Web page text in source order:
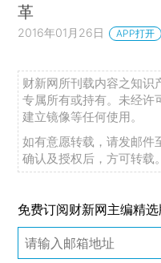
革
2016年01月26日 APP打开
财新网所刊载内容之知识
专属所有或持有。未经许
建立镜像等任何使用。
如有意愿转载，请发邮件
确认及授权后，方可转载。
免费订阅财新网主编精